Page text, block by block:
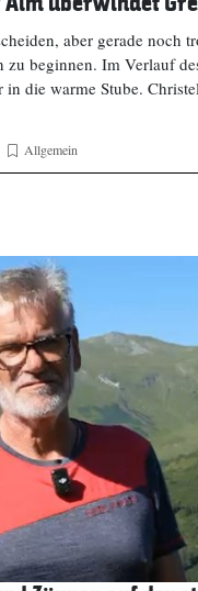
aber gerade noch
beginnen. Im Verlauf
in die warme Stube.
Allgemein